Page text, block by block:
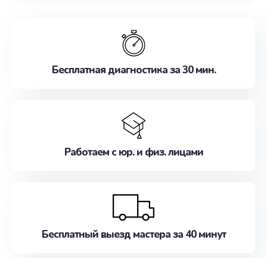
Бесплатная диагностика за 30 мин.
Работаем с юр. и физ. лицами
Бесплатный выезд мастера за 40 минут